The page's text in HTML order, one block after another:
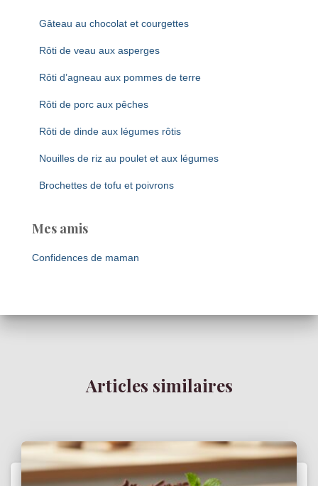
Gâteau au chocolat et courgettes
Rôti de veau aux asperges
Rôti d’agneau aux pommes de terre
Rôti de porc aux pêches
Rôti de dinde aux légumes rôtis
Nouilles de riz au poulet et aux légumes
Brochettes de tofu et poivrons
Mes amis
Confidences de maman
Articles similaires